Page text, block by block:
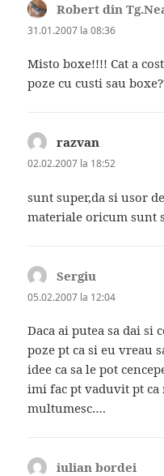
Robert din
31.01.2007 la 08:36
Misto boxe!!!! Cat a
poze cu custi sau
razvan
02.02.2007 la 18:52
sunt super,da si usor
materiale oricum sunt
Sergiu
05.02.2007 la 12:04
Daca ai putea sa dai
poze pt ca si eu vreau
idee ca sa le pot
imi fac pt vaduvit pt ca
multumesc….
iulian bordei